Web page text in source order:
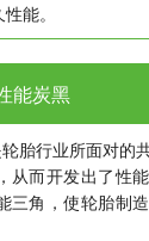
能。
能炭黑
胎行业所面对的
从而开发出了性
三角，使轮胎制